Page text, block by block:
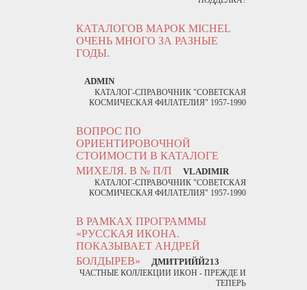
КАТАЛОГОВ МАРОК MICHEL
ОЧЕНЬ МНОГО ЗА РАЗНЫЕ
ГОДЫ.
ADMIN
КАТАЛОГ-СПРАВОЧНИК "СОВЕТСКАЯ
КОСМИЧЕСКАЯ ФИЛАТЕЛИЯ" 1957-1990
ВОПРОС ПО
ОРИЕНТИРОВОЧНОЙ
СТОИМОСТИ В КАТАЛОГЕ
МИХЕЛЯ. В № П/П
VLADIMIR
КАТАЛОГ-СПРАВОЧНИК "СОВЕТСКАЯ
КОСМИЧЕСКАЯ ФИЛАТЕЛИЯ" 1957-1990
В РАМКАХ ПРОГРАММЫ
«РУССКАЯ ИКОНА.
ПОКАЗЫВАЕТ АНДРЕЙ
БОЛДЫРЕВ»
ДМИТРИЙЙ213
ЧАСТНЫЕ КОЛЛЕКЦИИ ИКОН - ПРЕЖДЕ И
ТЕПЕРЬ